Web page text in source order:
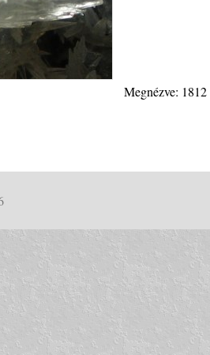
Megnézve: